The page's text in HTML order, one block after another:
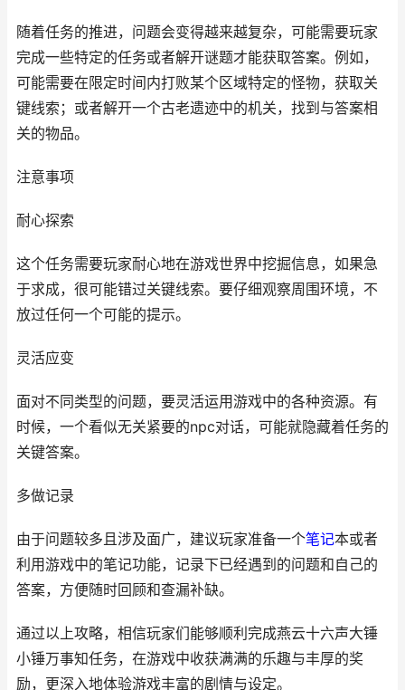
随着任务的推进，问题会变得越来越复杂，可能需要玩家
完成一些特定的任务或者解开谜题才能获取答案。例如，
可能需要在限定时间内打败某个区域特定的怪物，获取关
键线索；或者解开一个古老遗迹中的机关，找到与答案相
关的物品。
注意事项
耐心探索
这个任务需要玩家耐心地在游戏世界中挖掘信息，如果急
于求成，很可能错过关键线索。要仔细观察周围环境，不
放过任何一个可能的提示。
灵活应变
面对不同类型的问题，要灵活运用游戏中的各种资源。有
时候，一个看似无关紧要的npc对话，可能就隐藏着任务的
关键答案。
多做记录
由于问题较多且涉及面广，建议玩家准备一个笔记本或者
利用游戏中的笔记功能，记录下已经遇到的问题和自己的
答案，方便随时回顾和查漏补缺。
通过以上攻略，相信玩家们能够顺利完成燕云十六声大锤
小锤万事知任务，在游戏中收获满满的乐趣与丰厚的奖
励，更深入地体验游戏丰富的剧情与设定。